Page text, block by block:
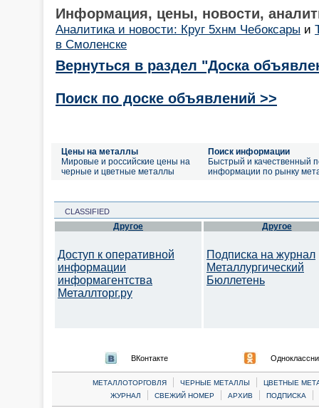
Информация, цены, новости,
Аналитика и новости: Круг 5хнм Чебоксары и
в Смоленске
Вернуться в раздел "Доска
Поиск по доске объявлений >>
Цены на металлы
Мировые и российские цены на
черные и цветные металлы
Поиск информации
Быстрый и качественный
информации по рынку
CLASSIFIED
Другое
Доступ к оперативной
информации
информагентства
Металлторг.ру
Другое
Подписка на журнал
Металлургический
Бюллетень
ВКонтакте
МЕТАЛЛОТОРГОВЛЯ | ЧЕРНЫЕ МЕТАЛЛЫ |
ЦВЕТНЫЕ
ЖУРНАЛ
| СВЕЖИЙ НОМЕР | АРХИВ | ПОДПИСКА |